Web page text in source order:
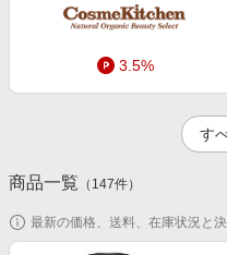
コスメ・健康・医薬品
キッズ・ベビー用品
家電・PC・スマホ・カメラ
ペット・花・DIY・車
新着ストアのご紹介
電子書籍特集
旅行特集
わくわく夏特集
とことん買い物チャレンジ
楽天IDでログイン/会員登録
3.5%
2.5%
す
商品一覧 （ 147件）
最新の価格、送料、在庫状況と